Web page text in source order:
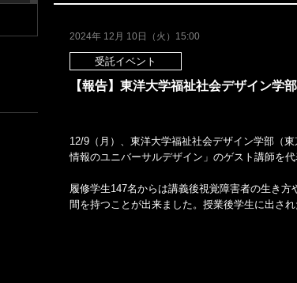
2024年 12月 10日（火）15:00
受託イベント
【報告】東洋大学福祉社会デザイン学
12/9（月）、東洋大学福祉社会デザイン学部（
情報のユニバーサルデザイン」のゲスト講師を代
履修学生147名からは講義後視覚障害者の生き
間を持つことが出来ました。授業後学生に出さ